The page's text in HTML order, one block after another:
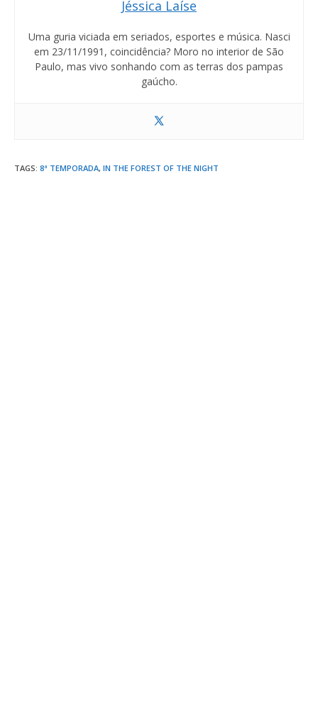
Jéssica Laíse
Uma guria viciada em seriados, esportes e música. Nasci
em 23/11/1991, coincidência? Moro no interior de São
Paulo, mas vivo sonhando com as terras dos pampas
gaúcho.
TAGS: 8ª TEMPORADA, IN THE FOREST OF THE NIGHT